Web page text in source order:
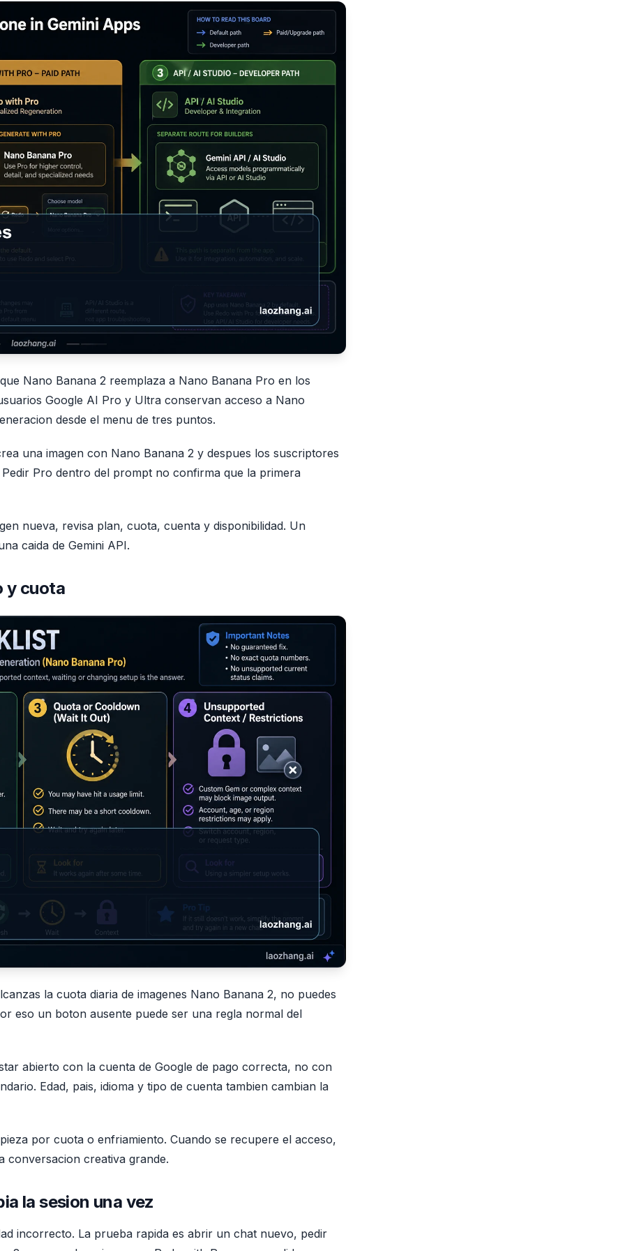
Nano Banana 2 reemplaza a Nano Banana Pro en los
Google AI Pro y Ultra conservan acceso a Nano
desde el menu de tres puntos.
una imagen con Nano Banana 2 y despues los suscriptores
Pro dentro del prompt no confirma que la primera
nueva, revisa plan, cuota, cuenta y disponibilidad. Un
caida de Gemini API.
y cuota
la cuota diaria de imagenes Nano Banana 2, no puedes
eso un boton ausente puede ser una regla normal del
abierto con la cuenta de Google de pago correcta, no con
Edad, pais, idioma y tipo de cuenta tambien cambian la
por cuota o enfriamiento. Cuando se recupere el acceso,
conversacion creativa grande.
la sesion una vez
incorrecto. La prueba rapida es abrir un chat nuevo, pedir